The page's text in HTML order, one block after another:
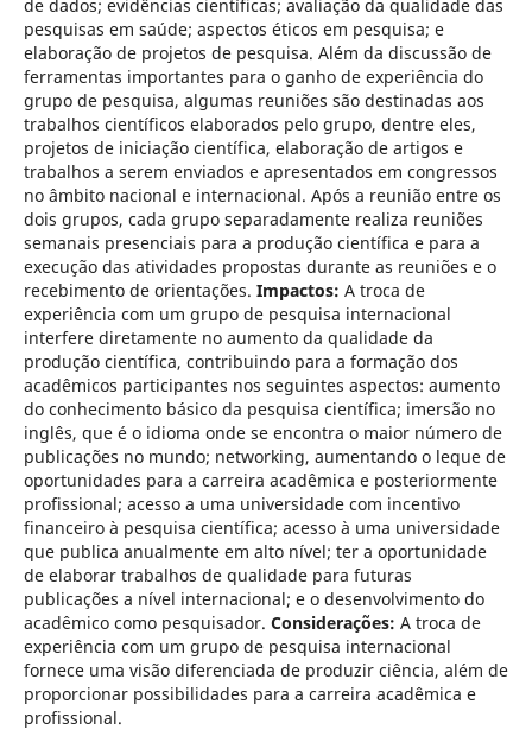
de dados; evidências científicas; avaliação da qualidade das
pesquisas em saúde; aspectos éticos em pesquisa; e
elaboração de projetos de pesquisa. Além da discussão de
ferramentas importantes para o ganho de experiência do
grupo de pesquisa, algumas reuniões são destinadas aos
trabalhos científicos elaborados pelo grupo, dentre eles,
projetos de iniciação científica, elaboração de artigos e
trabalhos a serem enviados e apresentados em congressos
no âmbito nacional e internacional. Após a reunião entre os
dois grupos, cada grupo separadamente realiza reuniões
semanais presenciais para a produção científica e para a
execução das atividades propostas durante as reuniões e o
recebimento de orientações. Impactos: A troca de
experiência com um grupo de pesquisa internacional
interfere diretamente no aumento da qualidade da
produção científica, contribuindo para a formação dos
acadêmicos participantes nos seguintes aspectos: aumento
do conhecimento básico da pesquisa científica; imersão no
inglês, que é o idioma onde se encontra o maior número de
publicações no mundo; networking, aumentando o leque de
oportunidades para a carreira acadêmica e posteriormente
profissional; acesso a uma universidade com incentivo
financeiro à pesquisa científica; acesso à uma universidade
que publica anualmente em alto nível; ter a oportunidade
de elaborar trabalhos de qualidade para futuras
publicações a nível internacional; e o desenvolvimento do
acadêmico como pesquisador. Considerações: A troca de
experiência com um grupo de pesquisa internacional
fornece uma visão diferenciada de produzir ciência, além de
proporcionar possibilidades para a carreira acadêmica e
profissional.